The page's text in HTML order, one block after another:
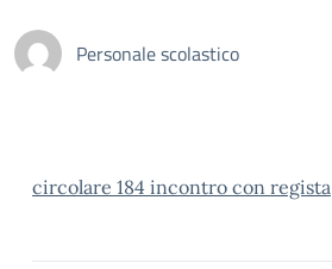
Personale scolastico
circolare 184 incontro con regista